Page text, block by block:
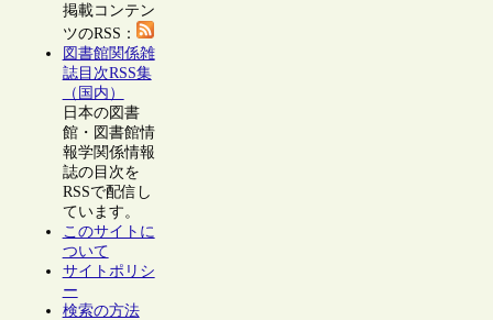
掲載コンテン
ツのRSS：
図書館関係雑
誌目次RSS集
（国内）
日本の図書
館・図書館情
報学関係情報
誌の目次を
RSSで配信し
ています。
このサイトに
ついて
サイトポリシ
ー
検索の方法